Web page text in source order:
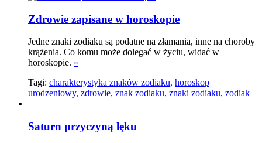
Zdrowie zapisane w horoskopie
Jedne znaki zodiaku są podatne na złamania, inne na choroby
krążenia. Co komu może dolegać w życiu, widać w
horoskopie. »
Tagi: charakterystyka znaków zodiaku, horoskop
urodzeniowy, zdrowie, znak zodiaku, znaki zodiaku, zodiak
Saturn przyczyną lęku